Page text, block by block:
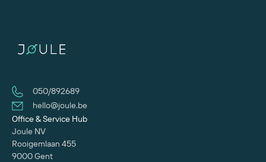
050/892689
hello@joule.be
Office & Service Hub
Joule NV
Rooigemlaan 455
9000 Gent